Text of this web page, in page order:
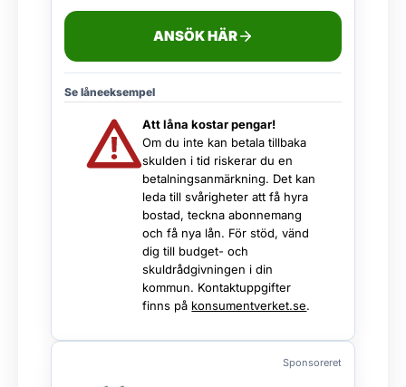
ANSÖK HÄR
Se låneeksempel
Att låna kostar pengar!
Om du inte kan betala tillbaka
skulden i tid riskerar du en
betalningsanmärkning. Det kan
leda till svårigheter att få hyra
bostad, teckna abonnemang
och få nya lån. För stöd, vänd
dig till budget- och
skuldrådgivningen i din
kommun. Kontaktuppgifter
finns på konsumentverket.se.
Sponsoreret